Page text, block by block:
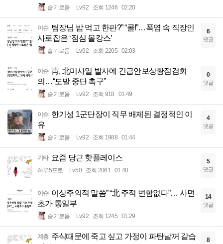
슬기로움 Lv.92 조회 1246 02:20
이슈 팀장님 밥 먹고 한판?” “콜!”…폭염 속 직장인
사로잡은 ‘점심 몰캉스’
슬기로움 Lv.92 조회 2205 02:03
6
댓글
이슈 靑, 北미사일 발사에 긴급안보상황점검회
의…“도발 중단 촉구”
슬기로움 Lv.92 조회 918 01:49
0
댓글
이슈 한기성 1군단장이 직무 배제된 결정적인 이
유
슬기로움 Lv.92 조회 1988 01:44
4
댓글
기타 요즘 당근 핫플레이스
하루5프로 Lv.50 조회 2061 01:40
5
댓글
이슈 이상주의적 말씀” “北 주적 변함없다”… 사면
초가 통일부
슬기로움 Lv.92 조회 1245 01:29
14
댓글
계층 주식때문에 죽고 싶고 가정이 파탄날꺼 같습
8